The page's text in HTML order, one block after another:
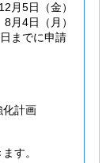
月5日（金）
月4日（月）
までに申請
化計画
す。